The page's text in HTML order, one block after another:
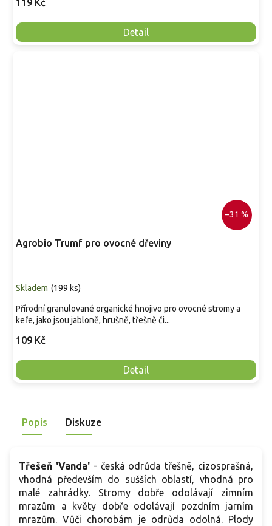
119 Kč
Detail
–31 %
Agrobio Trumf pro ovocné dřeviny
Skladem (199 ks)
109 Kč
Detail
Přírodní granulované organické hnojivo pro ovocné stromy a
keře, jako jsou jabloně, hrušně, třešně či...
Popis Diskuze
Třešeň 'Vanda'- česká odrůda třešně, cizosprašná,
vhodná především do sušších oblastí, vhodná pro
malé zahrádky. Stromy dobře odolávají zimním
mrazům a květy dobře odolávají pozdním jarním
mrazům. Vůči chorobám je odrůda odolná. Plody